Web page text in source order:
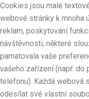
Cookies jsou malé
webové stránky k mnoha
reklam, poskytování
návštěvnosti, některé
pamatovala vaše
vašeho zařízení (např. do
telefonu). Každá webová
odesílat své vlastní